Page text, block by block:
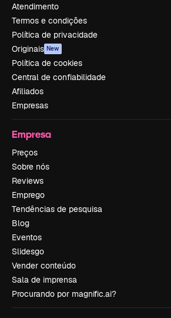
Atendimento
Termos e condições
Política de privacidade
Originais New
Política de cookies
Central de confiabilidade
Afiliados
Empresas
Empresa
Preços
Sobre nós
Reviews
Emprego
Tendências de pesquisa
Blog
Eventos
Slidesgo
Vender conteúdo
Sala de imprensa
Procurando por magnific.ai?